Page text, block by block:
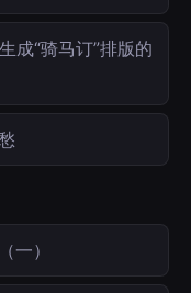
成“骑马订”排版的
一）